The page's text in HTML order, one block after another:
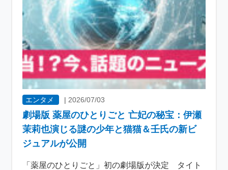
エンタメ | 2026/07/03
劇場版 薬屋のひとりごと 亡妃の秘宝：伊瀬
茉莉也演じる謎の少年と猫猫＆壬氏の新ビ
ジュアルが公開
「薬屋のひとりごと」初の劇場版が決定 タイト